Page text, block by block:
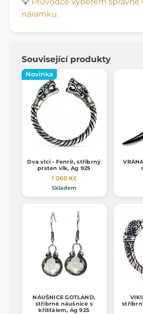
náramku.
Související produkty
Novinka
Dva vlci - Fenrir, stříbrný
prsten vlk, Ag 925
1 060 Kč
Skladem
NÁUŠNICE GOTLAND,
stříbrné náušnice s
kříšťálem, Ag 925